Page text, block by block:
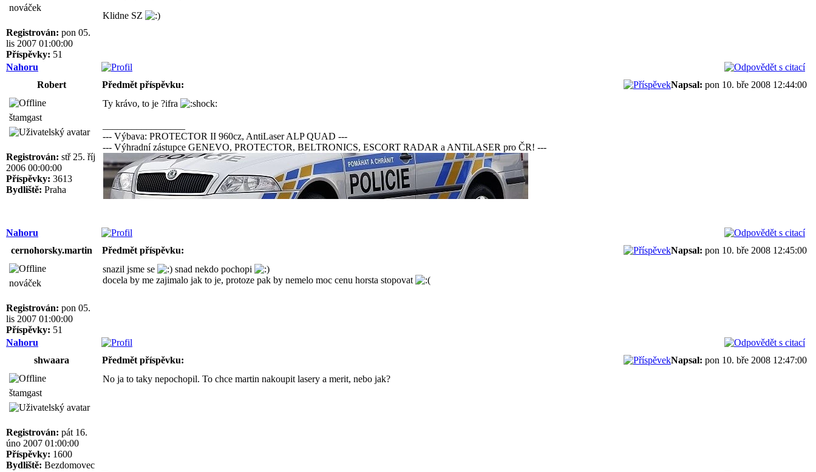
nováček
Registrován: pon 05.
lis 2007 01:00:00
Příspěvky: 51
Klidne SZ
Nahoru
Robert
Předmět příspěvku: Napsal: pon 10. bře 2008 12:44:00
štamgast
Registrován: stř 25. říj
2006 00:00:00
Příspěvky: 3613
Bydliště: Praha
Ty krávo, to je ?ifra
--- Výbava: PROTECTOR II 960cz, AntiLaser ALP QUAD ---
--- Výhradní zástupce GENEVO, PROTECTOR, BELTRONICS, ESCORT RADAR a ANTiLASER pro ČR! ---
Nahoru
cernohorsky.martin
Předmět příspěvku: Napsal: pon 10. bře 2008 12:45:00
nováček
Registrován: pon 05.
lis 2007 01:00:00
Příspěvky: 51
snazil jsme se
snad nekdo pochopi
docela by me zajimalo jak to je, protoze pak by nemelo moc cenu horsta stopovat
Nahoru
shwaara
Předmět příspěvku: Napsal: pon 10. bře 2008 12:47:00
štamgast
Registrován: pát 16.
úno 2007 01:00:00
Příspěvky: 1600
Bydliště: Bezdomovec
No ja to taky nepochopil. To chce martin nakoupit lasery a merit, nebo jak?